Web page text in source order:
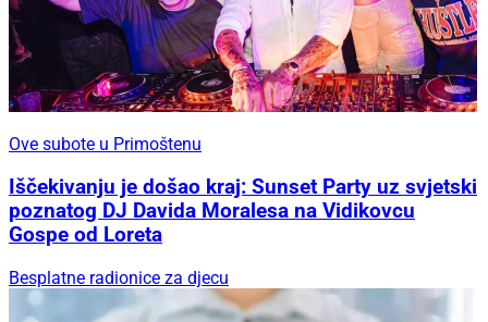
Ove subote u Primoštenu
Iščekivanju je došao kraj: Sunset Party uz svjetski
poznatog DJ Davida Moralesa na Vidikovcu
Gospe od Loreta
Besplatne radionice za djecu